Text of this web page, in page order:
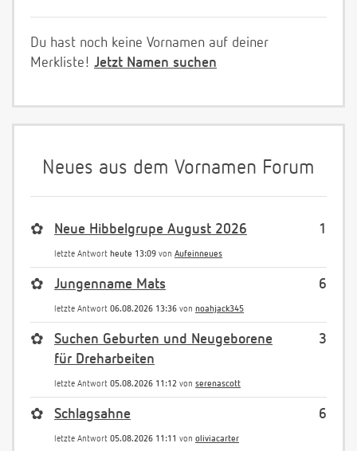
Du hast noch keine Vornamen auf deiner
Merkliste! Jetzt Namen suchen
Neues aus dem Vornamen Forum
1
✿ Neue Hibbelgrupe August 2026
letzte Antwort heute 13:09 von Aufeinneues
6
✿ Jungenname Mats
letzte Antwort 06.08.2026 13:36 von noahjack345
3
✿
Suchen Geburten und Neugeborene
für Dreharbeiten
letzte Antwort 05.08.2026 11:12 von serenascott
6
✿ Schlagsahne
letzte Antwort 05.08.2026 11:11 von oliviacarter